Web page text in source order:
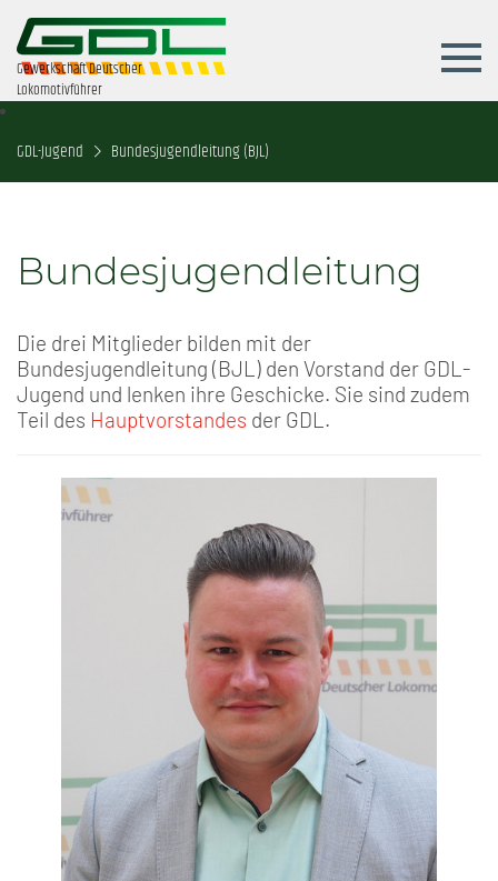
Gewerkschaft Deutscher
Lokomotivführer
GDL-Jugend Bundesjugendleitung (BJL)
Bundesjugendleitung
Die drei Mitglieder bilden mit der
Bundesjugendleitung (BJL) den Vorstand der GDL-
Jugend und lenken ihre Geschicke. Sie sind zudem
Teil des Hauptvorstandes der GDL.